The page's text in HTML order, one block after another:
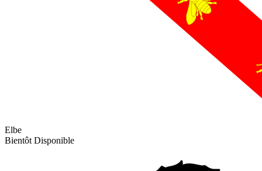
Elbe
Bientôt Disponible